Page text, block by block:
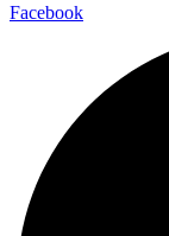
Facebook